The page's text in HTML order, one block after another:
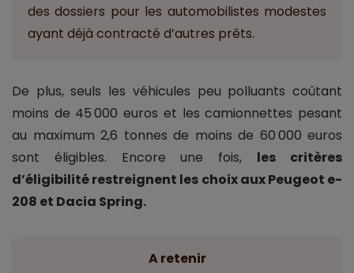
des dossiers pour les automobilistes modestes
ayant déjà contracté d’autres prêts.
De plus, seuls les véhicules peu polluants coûtant
moins de 45 000 euros et les camionnettes pesant
au maximum 2,6 tonnes de moins de 60 000 euros
sont éligibles. Encore une fois, les critères
d’éligibilité restreignent les choix aux Peugeot e-
208 et Dacia Spring.
A retenir